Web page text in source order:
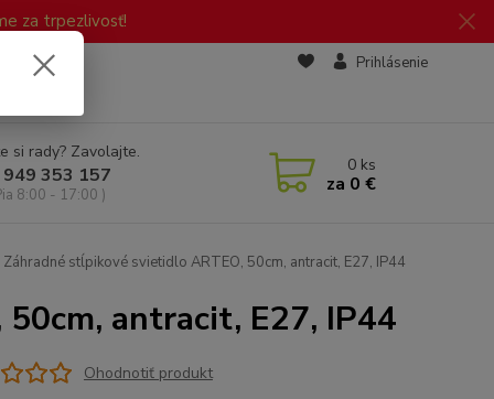
za trpezlivosť!
Prihlásenie
si rady? Zavolajte.
353 157
8:00 - 17:00 )
0 ks
za 0 €
Záhradné stĺpikové svietidlo ARTEO, 50cm, antracit, E27, IP44
antracit, E27, IP44
Ohodnotiť produkt